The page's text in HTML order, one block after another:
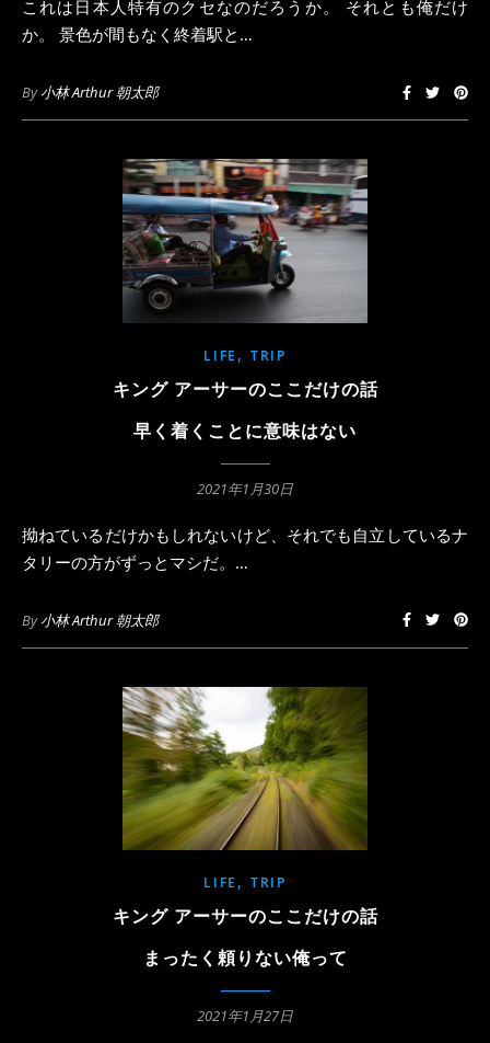
これは日本人特有のクセなのだろうか。 それとも俺だけ
か。 景色が間もなく終着駅と…
By小林 Arthur 朝太郎
LIFE , TRIP
キング アーサーのここだけの話
早く着くことに意味はない
2021年1月30日
拗ねているだけかもしれないけど、それでも自立しているナ
タリーの方がずっとマシだ。…
By小林 Arthur 朝太郎
LIFE , TRIP
キング アーサーのここだけの話
まったく頼りない俺って
2021年1月27日